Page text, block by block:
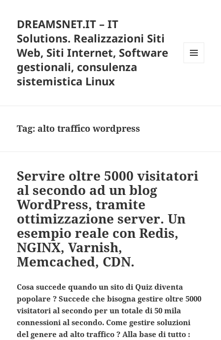
DREAMSNET.IT – IT
Solutions. Realizzazioni Siti
Web, Siti Internet, Software
gestionali, consulenza
sistemistica Linux
Tag: alto traffico wordpress
Servire oltre 5000 visitatori
al secondo ad un blog
WordPress, tramite
ottimizzazione server. Un
esempio reale con Redis,
NGINX, Varnish,
Memcached, CDN.
Cosa succede quando un sito di Quiz diventa
popolare ? Succede che bisogna gestire oltre 5000
visitatori al secondo per un totale di 50 mila
connessioni al secondo. Come gestire soluzioni
del genere ad alto traffico ? Alla base di tutto :